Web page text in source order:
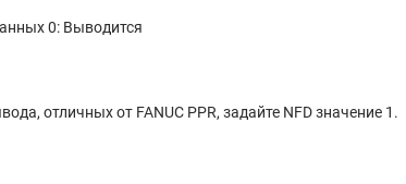
0: Выводится
отличных от FANUC PPR, задайте NFD значение 1.